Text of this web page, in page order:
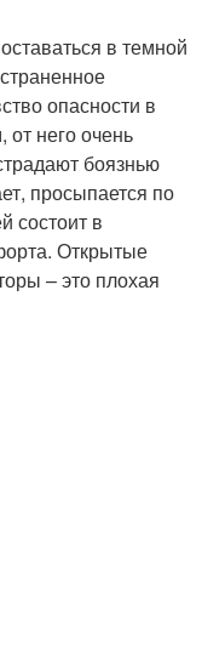
в темной
опасности в
от него очень
боязнью
просыпается по
состоит в
Открытые
– это плохая